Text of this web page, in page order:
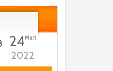
24Mart
2022